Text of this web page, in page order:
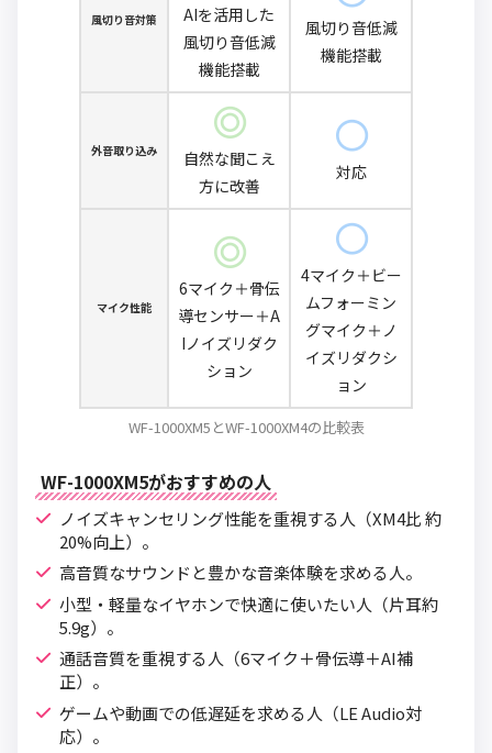
風切り音対策
AIを活用した
風切り音低減
機能搭載
風切り音低減
機能搭載
外音取り込み
自然な聞こえ
方に改善
対応
マイク性能
6マイク＋骨伝
導センサー＋A
Iノイズリダク
ション
4マイク＋ビー
ムフォーミン
グマイク＋ノ
イズリダクシ
ョン
WF-1000XM5とWF-1000XM4の比較表
WF-1000XM5がおすすめの人
ノイズキャンセリング性能を重視する人（XM4比 約
20%向上）。
高音質なサウンドと豊かな音楽体験を求める人。
小型・軽量なイヤホンで快適に使いたい人（片耳約
5.9g）。
通話音質を重視する人（6マイク＋骨伝導＋AI補
正）。
ゲームや動画での低遅延を求める人（LE Audio対
応）。